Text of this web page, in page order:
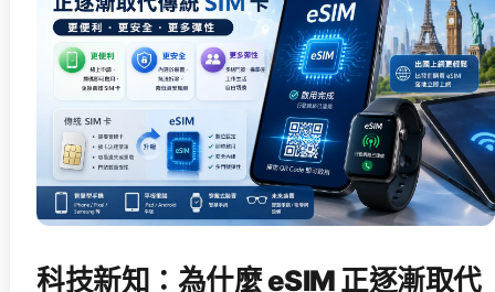
科技新知：為什麼 eSIM 正逐漸取代